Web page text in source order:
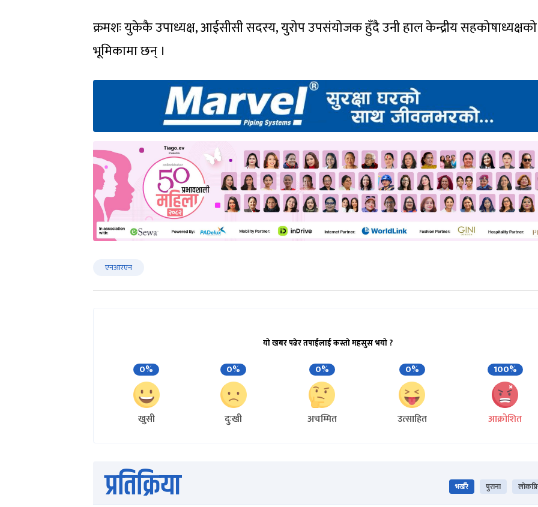
क्रमशः युकेकै उपाध्यक्ष, आईसीसी सदस्य, युरोप उपसंयोजक हुँदै उनी हाल केन्द्रीय सहकोषाध्यक्षको
भूमिकामा छन् ।
एनआरएन
यो खबर पढेर तपाईलाई कस्तो महसुस भयो ?
0%
खुसी
0%
दुःखी
0%
अचम्मित
0%
उत्साहित
100%
आक्रोशित
प्रतिक्रिया भर्खरै पुराना